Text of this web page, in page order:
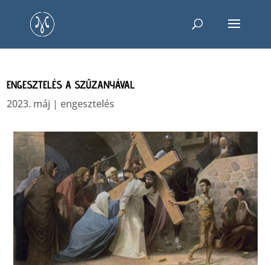
ENGESZTELÉS A SZŰZANYÁVAL
2023. máj | engesztelés